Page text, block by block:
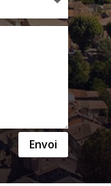
Envoi